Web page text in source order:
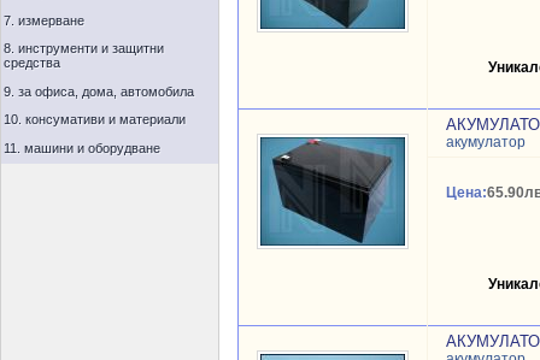
7. измерване
8. инструменти и защитни
средства
9. за офиса, дома, автомобила
10. консумативи и материали
11. машини и оборудване
акумулатор
Цена: